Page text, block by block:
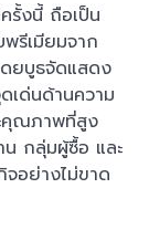
รั้งนี้ ถือเป็น
รีเมียมจาก
ยบูธจัดแสดง
เด่นด้านความ
คุณภาพที่สูง
กลุ่มผู้ซื้อ และ
จอย่างไม่ขาด